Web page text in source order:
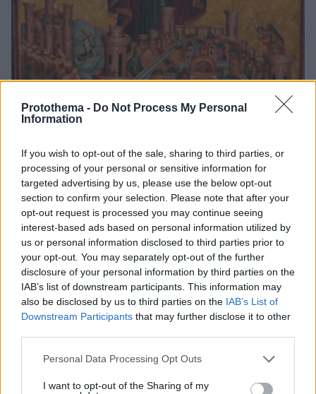
Protothema - Do Not Process My Personal
Information
If you wish to opt-out of the sale, sharing to third parties, or
processing of your personal or sensitive information for
targeted advertising by us, please use the below opt-out
section to confirm your selection. Please note that after your
opt-out request is processed you may continue seeing
interest-based ads based on personal information utilized by
us or personal information disclosed to third parties prior to
your opt-out. You may separately opt-out of the further
disclosure of your personal information by third parties on the
IAB’s list of downstream participants. This information may
also be disclosed by us to third parties on the IAB’s List of
Downstream Participants that may further disclose it to other
Please note that this website/app uses one or more Google
not limited to your visit or usage behaviour. You may click to
Personal Data Processing Opt Outs
I want to opt-out of the Sharing of my
Τη Υπερμάχω: Η νύχτα του Αυγούστου πριν από
1.400 χρόνια, που γέννησε τον Ακάθιστο Ύμνο
09.08.2026, 22:48